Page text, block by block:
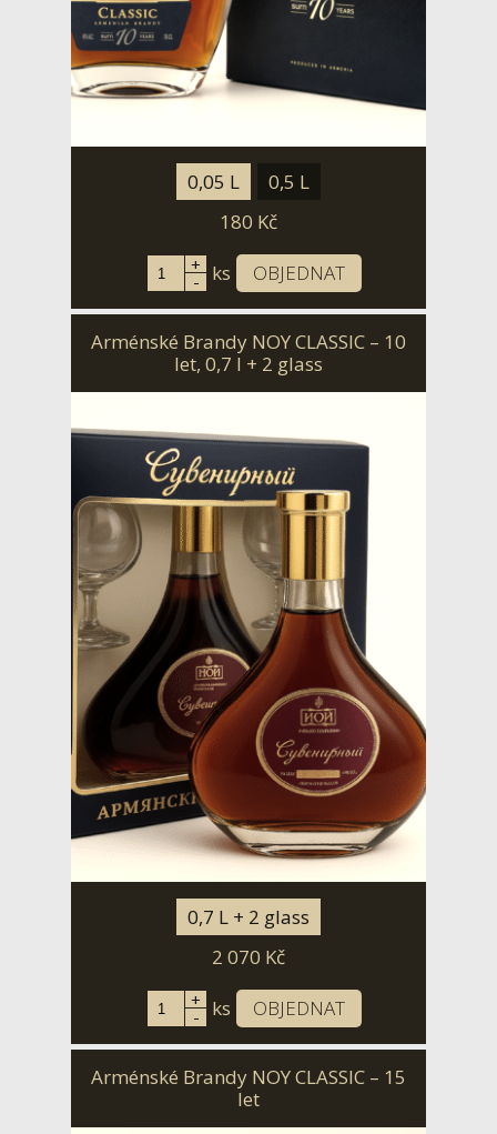
0,05 L
0,5 L
180 Kč
+
- ks OBJEDNAT
Arménské Brandy NOY CLASSIC – 10
let, 0,7 l + 2 glass
0,7 L + 2 glass
2 070 Kč
+
- ks OBJEDNAT
Arménské Brandy NOY CLASSIC – 15
let